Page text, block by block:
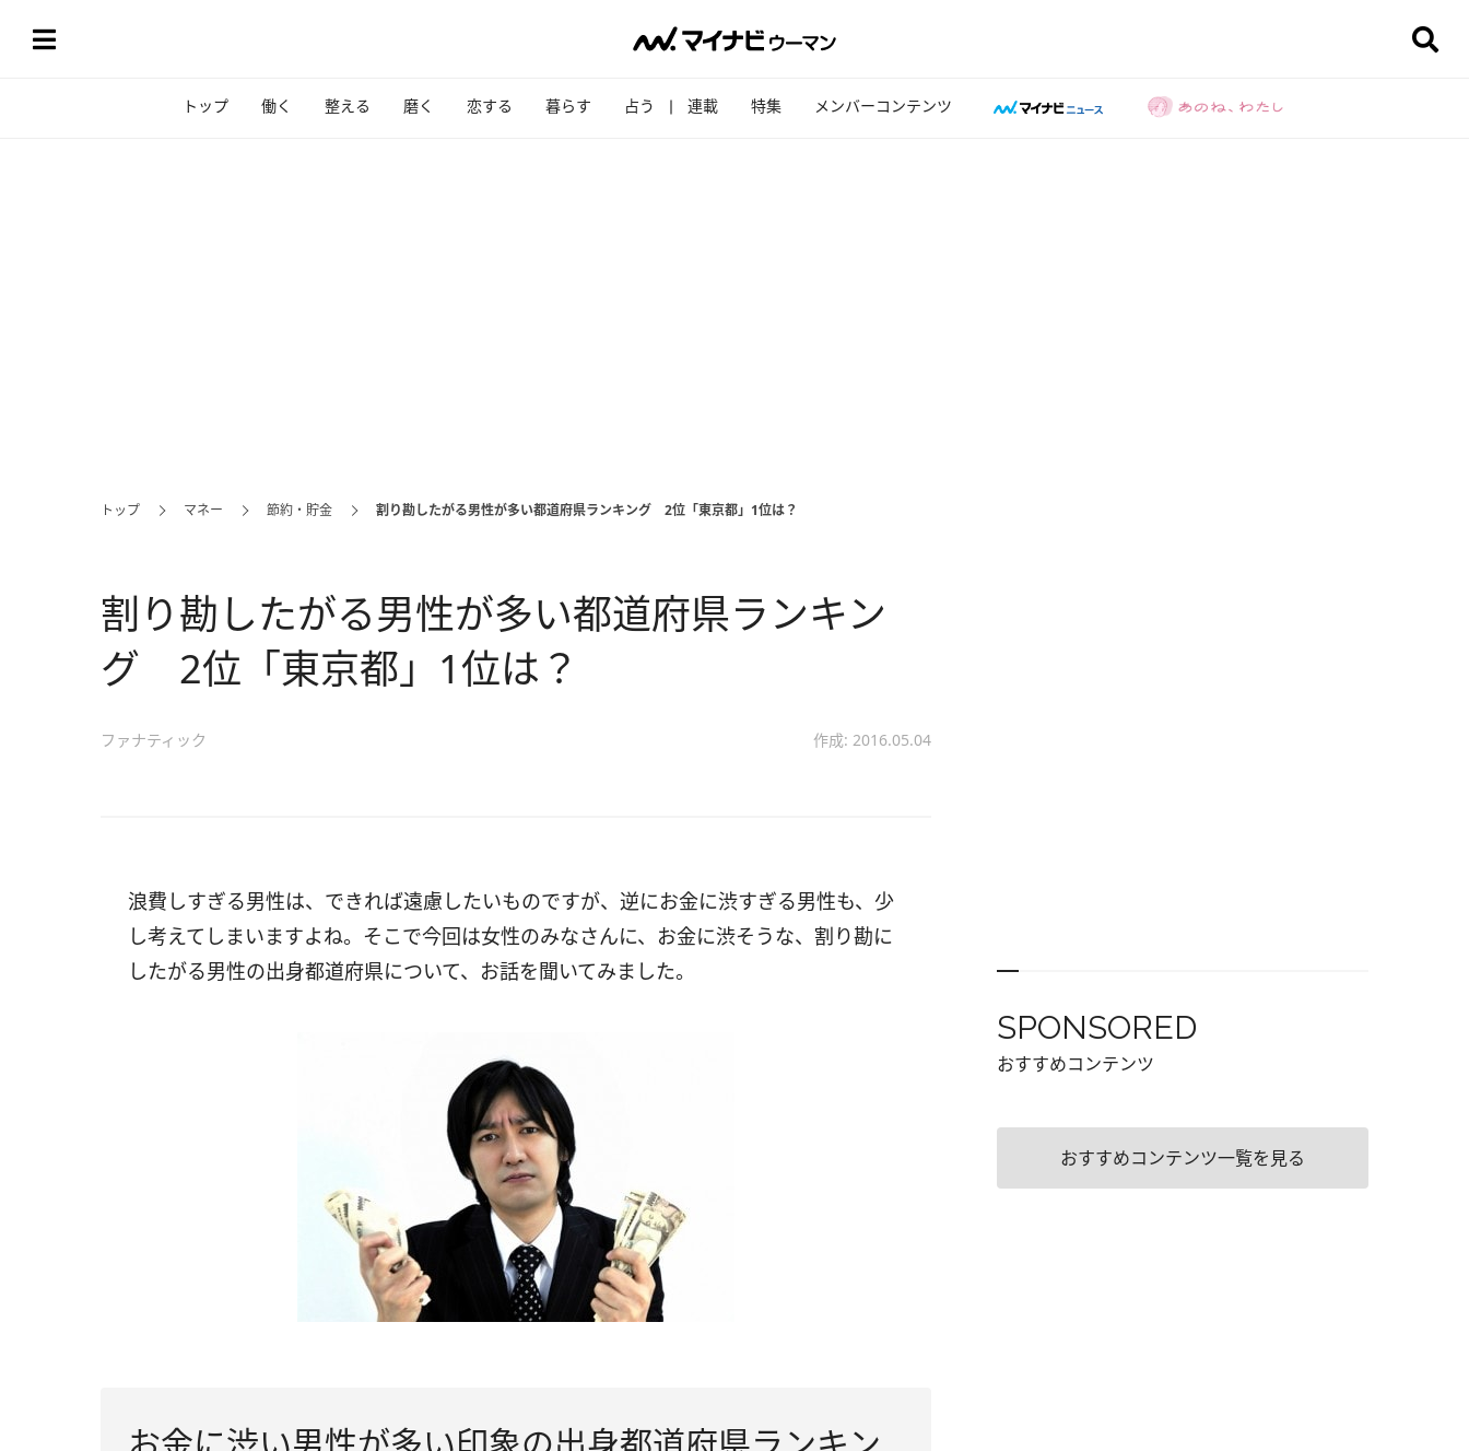
トップ 働く 整える 磨く 恋する 暮らす 占う 連載 特集 メンバーコンテンツ
トップ マネー 節約・貯金 割り勘したがる男性が多い都道府県ランキング 2位「東京都」1位は？
割り勘したがる男性が多い都道府県ランキン
グ 2位「東京都」1位は？
ファナティック 作成: 2016.05.04
浪費しすぎる男性は、できれば遠慮したいものですが、逆にお金に渋すぎる男性も、少
し考えてしまいますよね。そこで今回は女性のみなさんに、お金に渋そうな、割り勘に
したがる男性の出身都道府県について、お話を聞いてみました。
SPONSORED
おすすめコンテンツ
おすすめコンテンツ一覧を見る